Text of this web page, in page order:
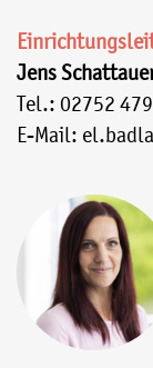
Jens
Tel.: 02752
E-Mail: